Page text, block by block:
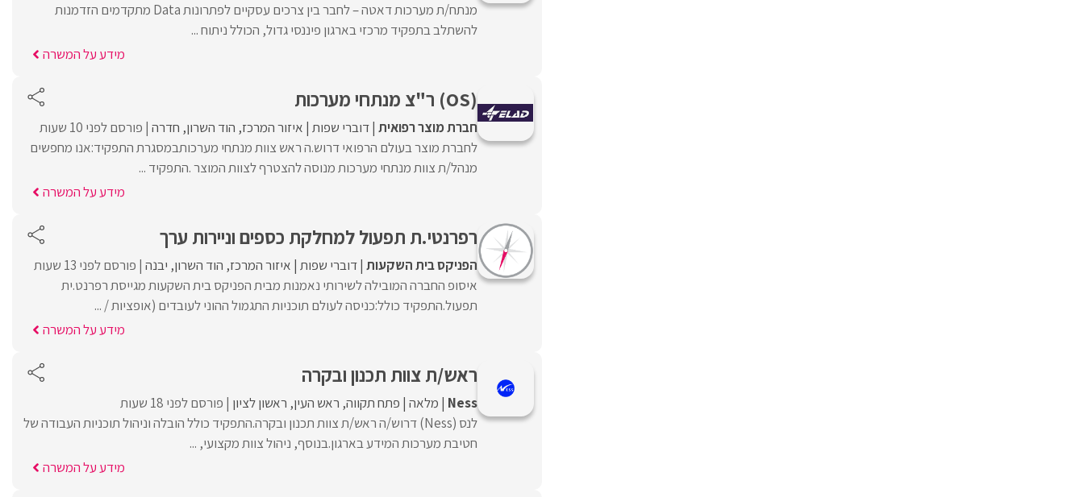
מנתח/ת מערכות דאטה – לחבר בין צרכים עסקיים לפתרונות Data מתקדמים הזדמנות
להשתלב בתפקיד מרכזי בארגון פיננסי גדול, הכולל ניתוח ...
מידע על המשרה
(OS) ר"צ מנתחי מערכות
חברת מוצר רפואית דוברי שפות איזור המרכז הוד השרון חדרה פורסם לפני 10 שעות
לחברת מוצר בעולם הרפואי דרוש.ה ראש צוות מנתחי מערכותבמסגרת התפקיד:אנו מחפשים
מנהל/ת צוות מנתחי מערכות מנוסה להצטרף לצוות המוצר .התפקיד ...
מידע על המשרה
רפרנטי.ת תפעול למחלקת כספים וניירות ערך
הפניקס בית השקעות דוברי שפות איזור המרכז הוד השרון יבנה פורסם לפני 13 שעות
איסופ החברה המובילה לשירותי נאמנות מבית הפניקס בית השקעות מגייסת רפרנט.ית
תפעול.התפקיד כולל:כניסה לעולם תוכניות התגמול ההוני לעובדים (אופציות / ...
מידע על המשרה
ראש/ת צוות תכנון ובקרה
Ness מלאה פתח תקווה ראש העין ראשון לציון פורסם לפני 18 שעות
לנס (Ness) דרוש/ה ראש/ת צוות תכנון ובקרה.התפקיד כולל הובלה וניהול תוכניות העבודה של
חטיבת מערכות המידע בארגון.בנוסף, ניהול צוות מקצועי, ...
מידע על המשרה